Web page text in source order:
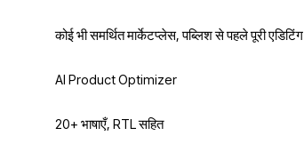
कोई भी समर्थित मार्केटप्लेस, पब्लिश से पहले पूरी एडिटिंग
AI Product Optimizer
20+ भाषाएँ, RTL सहित